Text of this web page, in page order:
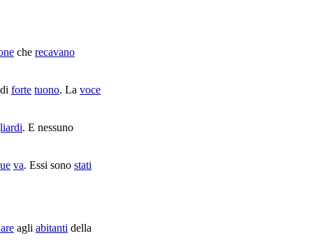
che recavano
di forte tuono. La voce
. E nessuno
va. Essi sono stati
agli abitanti della